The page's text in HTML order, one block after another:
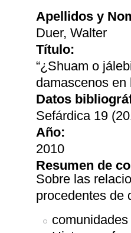
Apellidos y
Duer, Walter
Título:
“¿Shuam o
damascenos en
Datos
Sefárdica 19
Año:
2010
Resumen de
Sobre las
procedentes de